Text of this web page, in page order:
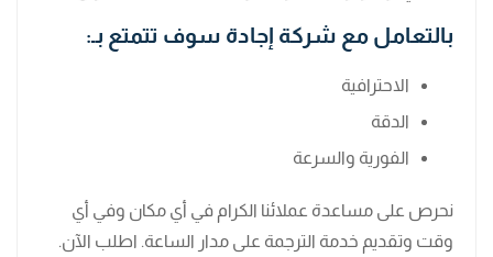
بالتعامل مع شركة إجادة سوف تتمتع بـ:
الاحترافية
الدقة
الفورية والسرعة
نحرص على مساعدة عملائنا الكرام في أي مكان وفي أي
وقت وتقديم خدمة الترجمة على مدار الساعة. اطلب الآن.